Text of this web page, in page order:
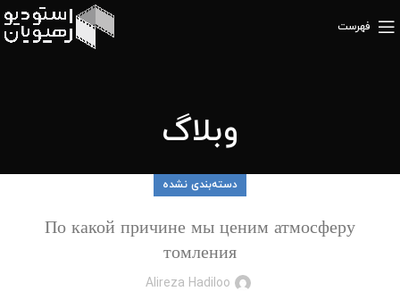
فهرست
وبلاگ
دسته‌بندی نشده
По какой причине мы ценим атмосферу
томления
Alireza Hadiloo